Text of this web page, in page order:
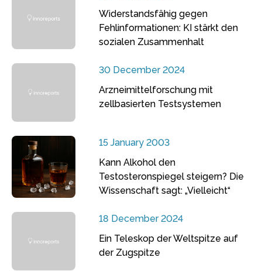
Widerstandsfähig gegen
Fehlinformationen: KI stärkt den
sozialen Zusammenhalt
30 December 2024
Arzneimittelforschung mit
zellbasierten Testsystemen
15 January 2003
Kann Alkohol den
Testosteronspiegel steigern? Die
Wissenschaft sagt: „Vielleicht“
18 December 2024
Ein Teleskop der Weltspitze auf
der Zugspitze